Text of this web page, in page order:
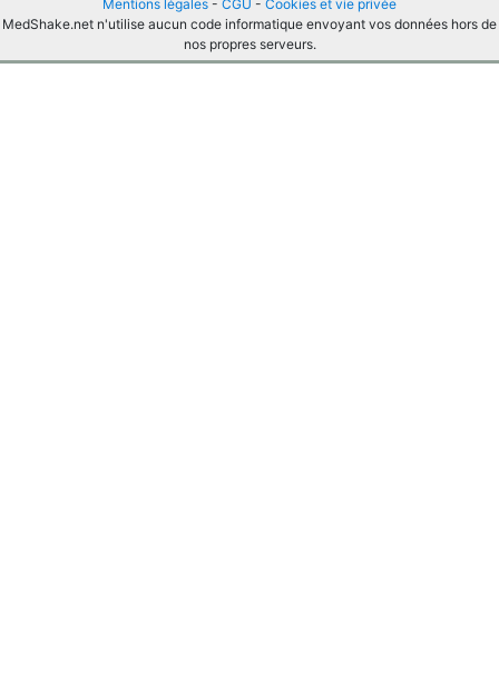
Mentions légales - CGU - Cookies et vie privée
MedShake.net n'utilise aucun code informatique envoyant vos données hors de
nos propres serveurs.